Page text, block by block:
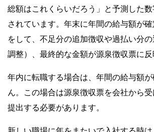
総額はこれくらいだろう」と予測した
されています。年末に年間の給与額が
をして、不足分の追加徴収や過払い分
調整）、最終的な金額が源泉徴収票に反
年内に転職する場合は、年間の給与額
ん。この場合は源泉徴収票を会社から
提出する必要があります。